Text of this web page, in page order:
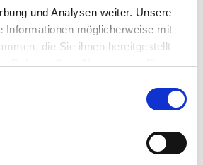
und Analysen weiter. Unsere
Informationen möglicherweise mit
die Sie ihnen bereitgestellt
Rahmen Ihrer Nutzung der Dienste
den "OK"-Button: